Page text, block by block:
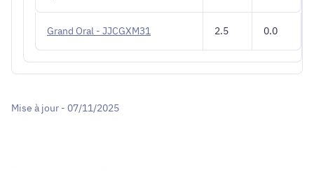
Grand Oral - JJCGXM31 2.5 0.0
Mise à jour - 07/11/2025